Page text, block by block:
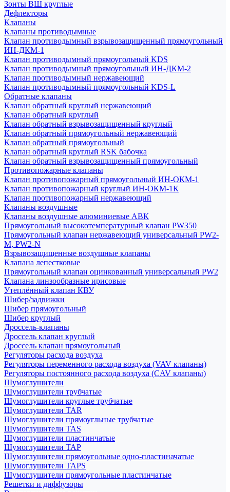
Зонты ВШ круглые
Дефлекторы
Клапаны
Клапаны противодымные
Клапан противодымный взрывозащищенный прямоугольный
ИН-ДКМ-1
Клапан противодымный прямоугольный KDS
Клапан противодымный прямоугольный ИН-ДКМ-2
Клапан противодымный нержавеющий
Клапан противодымный прямоугольный KDS-L
Обратные клапаны
Клапан обратный круглый нержавеющий
Клапан обратный круглый
Клапан обратный взрывозащищенный круглый
Клапан обратный прямоугольный нержавеющий
Клапан обратный прямоугольный
Клапан обратный круглый RSK бабочка
Клапан обратный взрывозащищенный прямоугольный
Противопожарные клапаны
Клапан противопожарный прямоугольный ИН-ОКМ-1
Клапан противопожарный круглый ИН-ОКМ-1К
Клапан противопожарный нержавеющий
Клапаны воздушные
Клапаны воздушные алюминиевые АВК
Прямоугольный высокотемпературный клапан PW350
Прямоугольный клапан нержавеющий универсальный PW2-
M, PW2-N
Взрывозащищенные воздушные клапаны
Клапана лепестковые
Прямоугольный клапан оцинкованный универсальный PW2
Клапана линзообразные ирисовые
Утеплённый клапан КВУ
Шибер/задвижки
Шибер прямоугольный
Шибер круглый
Дроссель-клапаны
Дроссель клапан круглый
Дроссель клапан прямоугольный
Регуляторы расхода воздуха
Регуляторы переменного расхода воздуха (VAV клапаны)
Регуляторы постоянного расхода воздуха (CAV клапаны)
Шумоглушители
Шумоглушители трубчатые
Шумоглушители круглые трубчатые
Шумоглушители TAR
Шумоглушители прямоугльные трубчатые
Шумоглушители TAS
Шумоглушители пластинчатые
Шумоглушители TAP
Шумоглушители прямоугольные одно-пластиначатые
Шумоглушители TAPS
Шумоглушители прямоугольные пластинчатые
Решетки и диффузоры